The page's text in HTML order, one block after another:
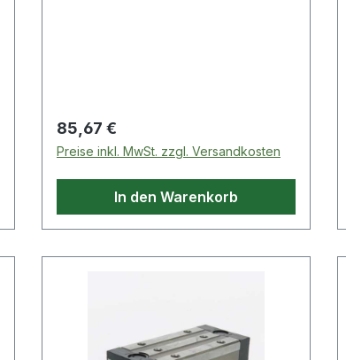
Regulärer Preis:
85,67 €
Preise inkl. MwSt. zzgl. Versandkosten
In den Warenkorb